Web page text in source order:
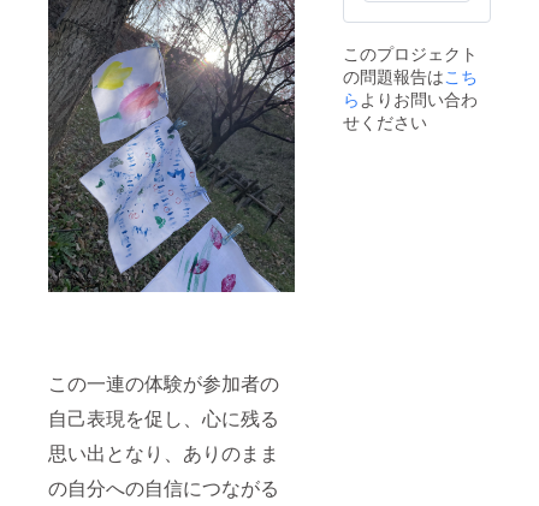
この一連の体験が参加者の
自己表現を促し、心に残る
思い出となり、ありのまま
の自分への自信につながる
このプロジェクト
の問題報告はこち
らよりお問い合わ
せください